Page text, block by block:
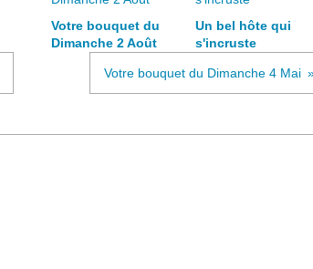
Votre bouquet du
Dimanche 2 Août
Un bel hôte qui
s'incruste
Votre bouquet du Dimanche 4 Mai